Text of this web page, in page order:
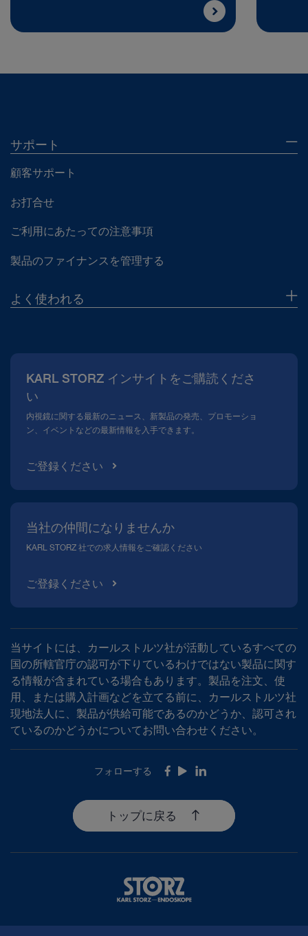
サポート
顧客サポート
お打合せ
ご利用にあたっての注意事項
製品のファイナンスを管理する
よく使われる
コンプライアンスホットライン
メディアテーク
KARL STORZ インサイトをご購読くださ
い
内視鏡に関する最新のニュース、新製品の発売、プロモーショ
ン、イベントなどの最新情報を入手できます。
ご登録ください
当社の仲間になりませんか
KARL STORZ 社での求人情報をご確認ください
ご登録ください
当サイトには、カールストルツ社が活動しているすべての
国の所轄官庁の認可が下りているわけではない製品に関す
る情報が含まれている場合もあります。製品を注文、使
用、または購入計画などを立てる前に、カールストルツ社
現地法人に、製品が供給可能であるのかどうか、認可され
ているのかどうかについてお問い合わせください。
フォローする Facebook
YoutubeLinkedIn
トップに戻る